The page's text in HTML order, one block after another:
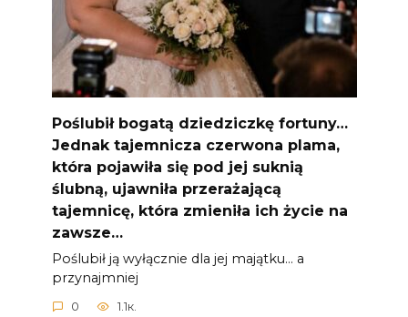
Poślubił bogatą dziedziczkę fortuny…
Jednak tajemnicza czerwona plama,
która pojawiła się pod jej suknią
ślubną, ujawniła przerażającą
tajemnicę, która zmieniła ich życie na
zawsze…
Poślubił ją wyłącznie dla jej majątku… a
przynajmniej
0 1.1к.